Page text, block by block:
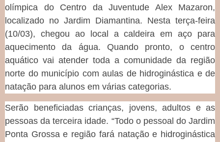
olímpica do Centro da Juventude Alex Mazaron,
localizado no Jardim Diamantina. Nesta terça-feira
(10/03), chegou ao local a caldeira em aço para
aquecimento da água. Quando pronto, o centro
aquático vai atender toda a comunidade da região
norte do município com aulas de hidroginástica e de
natação para alunos em várias categorias.
Serão beneficiadas crianças, jovens, adultos e as
pessoas da terceira idade. “Todo o pessoal do Jardim
Ponta Grossa e região fará natação e hidroginástica